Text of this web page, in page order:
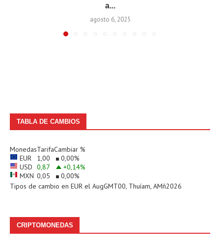
a...
agosto 6, 2025
TABLA DE CAMBIOS
MonedasTarifaCambiar %
EUR
1,00 0,00%
USD 0,87 +0,14%
MXN 0,05 0,00%
Tipos de cambio en EUR el AugGMT00, Thuíam, AMñ2026
CRIPTOMONEDAS